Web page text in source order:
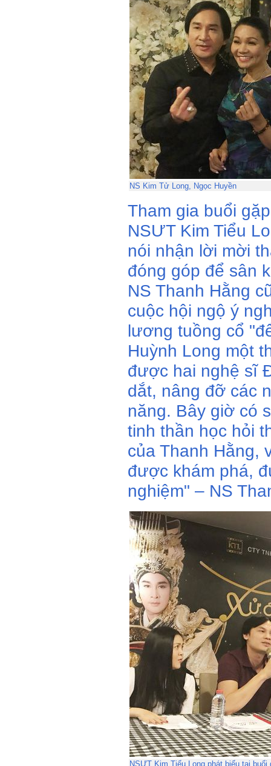
NS Kim Tử Long, Ngọc Huyền
Tham gia buổi
NSƯT Kim Tiểu
nói nhận lời mời
đóng góp để sân
NS Thanh Hằng
cuộc hội ngộ ý
lương tuồng cổ
Huỳnh Long một
được hai nghệ sĩ
dắt, nâng đỡ các
năng. Bây giờ có
tinh thần học hỏi
của Thanh Hằng,
được khám phá,
nghiệm" – NS
NSƯT Kim Tiểu Long phát biểu tại